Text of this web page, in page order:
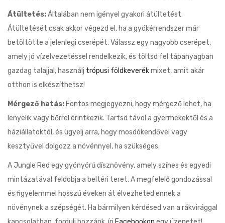
Átültetés:Általában nem igényel gyakori átültetést.
Átültetését csak akkor végezd el, ha a gyökérrendszer már
betöltötte a jelenlegi cserépét. Válassz egy nagyobb cserépet,
amely jó vízelvezetéssel rendelkezik, és töltsd fel tápanyagban
gazdag talajjal, használj trópusi földkeverékmixet, amit akár
otthon is elkészíthetsz!
Mérgező hatás: Fontos megjegyezni, hogy mérgező lehet, ha
lenyelik vagy bőrrel érintkezik. Tartsd távol a gyermekektől és a
háziállatoktól, és ügyelj arra, hogy mosdókendővel vagy
kesztyűvel dolgozz a növénnyel, ha szükséges.
A Jungle Red egy gyönyörű dísznövény, amely színes és egyedi
mintázatával feldobja a beltéri teret. A megfelelő gondozással
és figyelemmel hosszú éveken át élvezheted ennek a
növénynek a szépségét. Ha bármilyen kérdésed van a rákvirággal